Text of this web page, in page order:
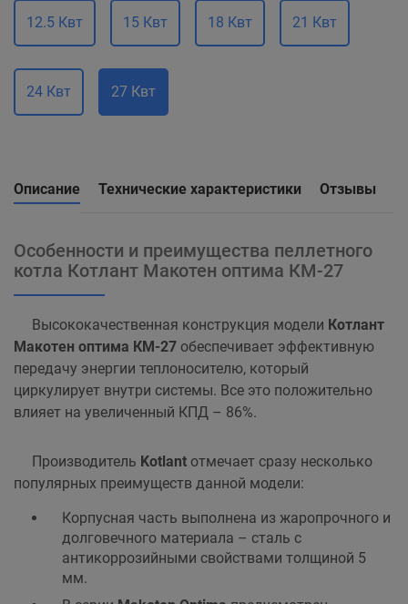
12.5 Квт 15 Квт 18 Квт 21 Квт
24 Квт 27 Квт
Описание Технические характеристики Отзывы
Особенности и преимущества пеллетного
котла Котлант Макотен оптима КМ-27
Высококачественная конструкция модели Котлант
Макотен оптима КМ-27 обеспечивает эффективную
передачу энергии теплоносителю, который
циркулирует внутри системы. Все это положительно
влияет на увеличенный КПД – 86%.
Производитель Kotlant отмечает сразу несколько
популярных преимуществ данной модели:
Корпусная часть выполнена из жаропрочного и
долговечного материала – сталь с
антикоррозийными свойствами толщиной 5
мм.